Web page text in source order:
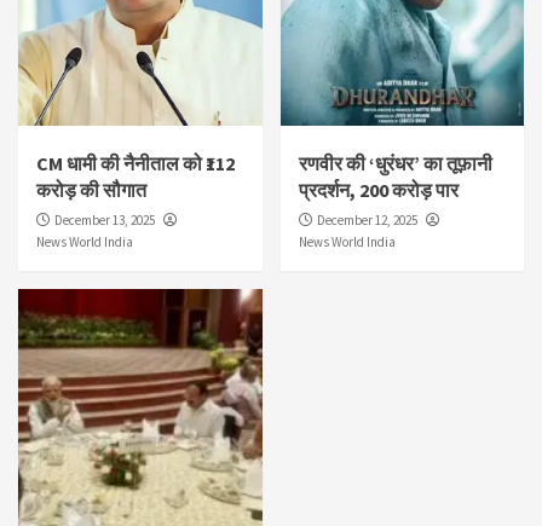
CM धामी की नैनीताल को ₹112
करोड़ की सौगात
December 13, 2025
News World India
रणवीर की ‘धुरंधर’ का तूफ़ानी
प्रदर्शन, 200 करोड़ पार
December 12, 2025
News World India